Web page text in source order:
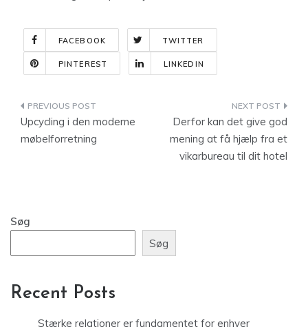
FACEBOOK TWITTER
PINTEREST LINKEDIN
Indlægsnavigation
Upcycling i den moderne
møbelforretning
Derfor kan det give god
mening at få hjælp fra et
vikarbureau til dit hotel
Søg
Søg
Recent Posts
Stærke relationer er fundamentet for enhver